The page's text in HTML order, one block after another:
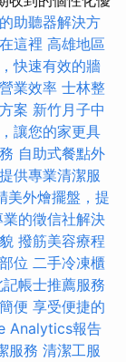
助聽器解決方
這裡 高雄地區
快速有效的牆
業效率 士林整
案 新竹月子中
讓您的家更具
自助式餐點外
供專業清潔服
美外燴擺盤，提
的徵信社解決
撥筋美容療程
位 二手冷凍櫃
記帳士推薦服務
便 享受便捷的
Analytics報告
服務 清潔工服